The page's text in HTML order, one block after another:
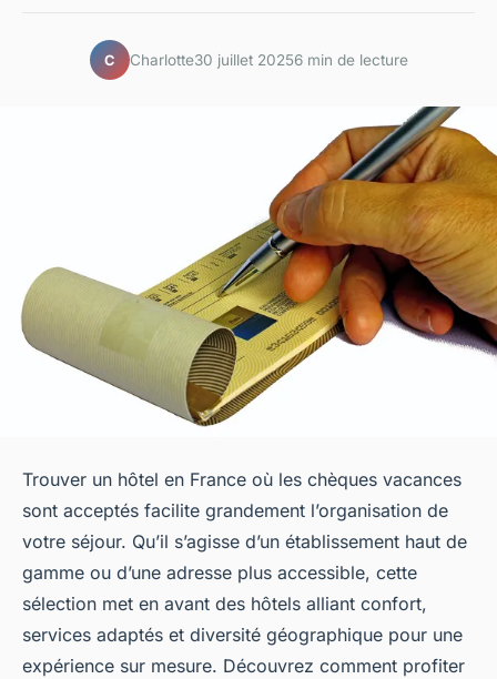
C Charlotte30 juillet 20256 min de lecture
Trouver un hôtel en France où les chèques vacances
sont acceptés facilite grandement l’organisation de
votre séjour. Qu’il s’agisse d’un établissement haut de
gamme ou d’une adresse plus accessible, cette
sélection met en avant des hôtels alliant confort,
services adaptés et diversité géographique pour une
expérience sur mesure. Découvrez comment profiter